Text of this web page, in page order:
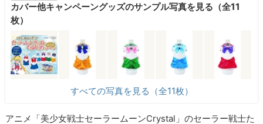
カバー他キャンペーングッズのサンプル写真を見る（全11
枚）
すべての写真を見る（全11枚）
アニメ「美少女戦士セーラームーンCrystal」のセーラー戦士た